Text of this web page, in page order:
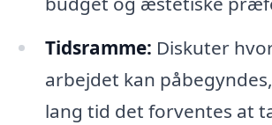
Tidsramme: Diskuter
arbejdet kan
lang tid det forventes at